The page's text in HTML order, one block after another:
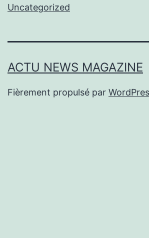
Uncategorized
ACTU NEWS MAGAZINE
Fièrement propulsé par